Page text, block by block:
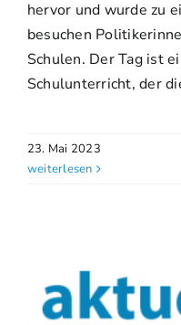
hervor und wurde zu
besuchen
Schulen. Der Tag ist
Schulunterricht, der
23. Mai 2023
weiterlesen